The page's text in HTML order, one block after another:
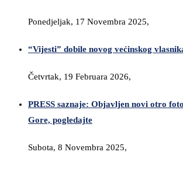
Ponedjeljak, 17 Novembra 2025,
“Vijesti” dobile novog većinskog
Četvrtak, 19 Februara 2026,
PRESS saznaje: Objavljen novi otro
Gore, pogledajte
Subota, 8 Novembra 2025,